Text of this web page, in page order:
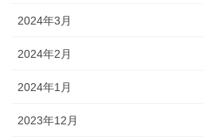
2024年3月
2024年2月
2024年1月
2023年12月